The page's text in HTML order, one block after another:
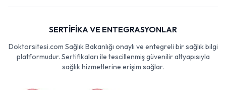
SERTİFİKA VE ENTEGRASYONLAR
Doktorsitesi.com Sağlık Bakanlığı onaylı ve entegreli bir sağlık bilgi
platformudur. Sertifikaları ile tescillenmiş güvenilir altyapısıyla
sağlık hizmetlerine erişim sağlar.